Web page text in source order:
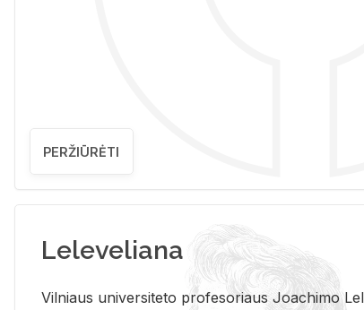
PERŽIŪRĖTI
Leleveliana
Vil­niaus uni­ver­si­te­to pro­fe­so­riaus Jo­a­chi­mo